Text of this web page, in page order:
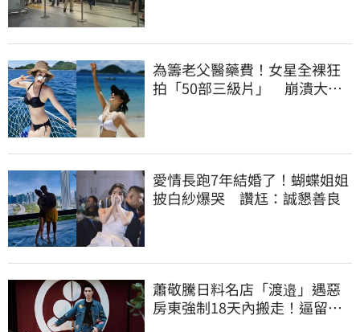
為籌老父醫藥費！女星全裸狂
拍「50部三級片」 崩潰大
愛情長跑7年結婚了！蝴蝶姐姐
披白紗爆哭 讚尪：誠懇善良
蕭敬騰日料名店「渡邉」遇惡
房東強制18天內搬走！逼留裝